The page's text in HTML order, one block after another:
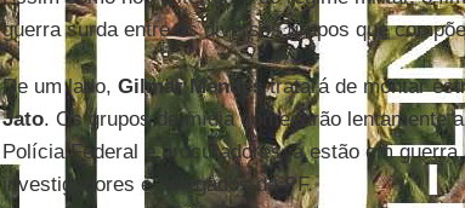
guerra surda entre os diversos grupos que
De um lado, Gilmar Mendes tratará de montar
Jato. Os grupos de mídia começarão lentamente
Polícia Federal e procuradores já estão em
investigadores e delegados da PF.